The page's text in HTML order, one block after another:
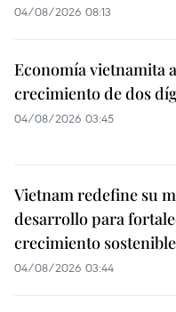
04/08/2026 08:13
Economía vietnamita
crecimiento de dos
04/08/2026 03:45
Vietnam redefine su
desarrollo para
crecimiento sostenible
04/08/2026 03:44